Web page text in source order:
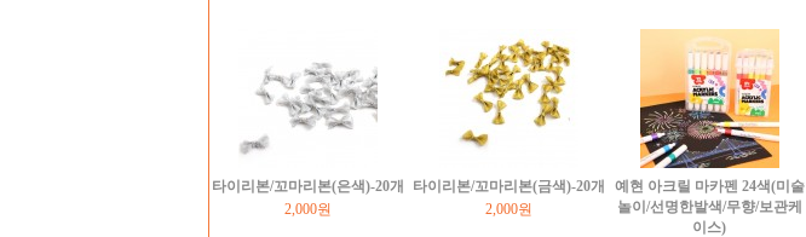
타이리본/꼬마리본(은색)-20개
2,000원
타이리본/꼬마리본(금색)-20개
2,000원
예현 아크릴 마카펜 24색(미술
놀이/선명한발색/무향/보관케
이스)